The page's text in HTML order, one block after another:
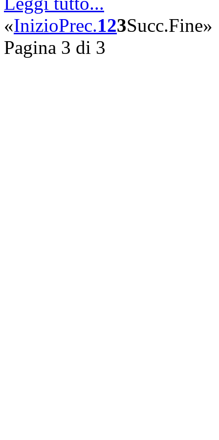
«InizioPrec.123Succ.Fine»
Pagina 3 di 3